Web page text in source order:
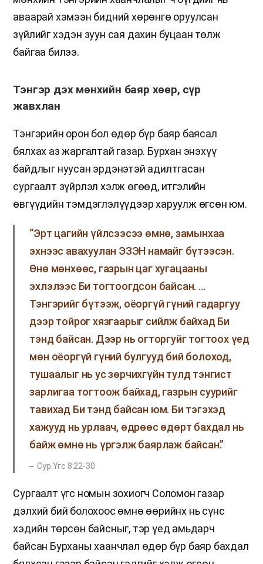
аваарай хэмээн бидний хөрөнгө оруулсан
зүйлийг хэдэн зуун сая дахин буцаан төлж
байгаа билээ.
Тэнгэр дэх мөнхийн баяр хөөр, сүр
жавхлан
Тэнгэрийн орон бол өдөр бүр баяр баясал
бялхах аз жаргалтай газар. Бурхан энэхүү
байдлыг нуусан эрдэнэтэй адилтгасан
сургаалт зүйрлэл хэлж өгөөд, итгэлийн
өвгүүдийн тэмдэглэлүүдээр харуулж өгсөн юм.
“Эрт цагийн үйлсээсээ өмнө, замынхаа
эхнээс авахуулан ЭЗЭН намайг бүтээсэн.
Өнө мөнхөөс, газрын цаг хугацааны
эхлэлээс Би тогтоогдсон байсан. …
Тэнгэрийг бүтээж, оёоргүй гүний гадаргуу
дээр тойрог хязгаарыг сийлж байхад Би
тэнд байсан. Дээр нь огторгуйг тогтоох үед
мөн оёоргүй гүний булгууд бий болоход,
тушаалыг нь ус зөрчихгүйн тулд тэнгист
зарлигаа тогтоож байхад, газрын суурийг
тавихад Би тэнд байсан юм. Би тэгэхэд
хажууд нь урлаач, өдрөөс өдөрт бахдал нь
байж өмнө нь үргэлж баярлаж байсан.”
Сур.Үгс 8:22-30
Сургаалт үгс номын зохиогч Соломон газар
дэлхий бий болохоос өмнө өөрийнх нь сүнс
хэдийн төрсөн байсныг, тэр үед амьдарч
байсан Бурханы хаанчлал өдөр бүр баяр бахдал